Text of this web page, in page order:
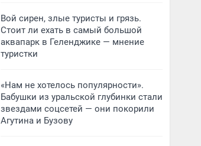
Вой сирен, злые туристы и грязь.
Стоит ли ехать в самый большой
аквапарк в Геленджике — мнение
туристки
«Нам не хотелось популярности».
Бабушки из уральской глубинки стали
звездами соцсетей — они покорили
Агутина и Бузову